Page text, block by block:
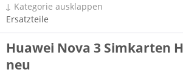
↓ Kategorie ausklappen
Ersatzteile
Huawei Nova 3 Simkarten
neu